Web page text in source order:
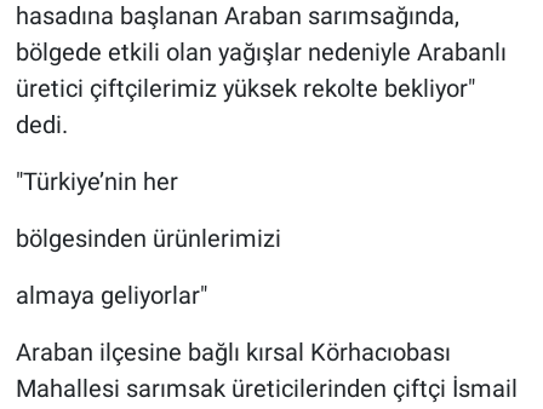
hasadına başlanan Araban sarımsağında,
bölgede etkili olan yağışlar nedeniyle Arabanlı
üretici çiftçilerimiz yüksek rekolte bekliyor"
dedi.
"Türkiye’nin her
bölgesinden ürünlerimizi
almaya geliyorlar"
Araban ilçesine bağlı kırsal Körhacıobası
Mahallesi sarımsak üreticilerinden çiftçi İsmail